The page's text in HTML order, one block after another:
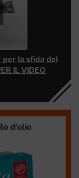
per la sfida del
IL VIDEO